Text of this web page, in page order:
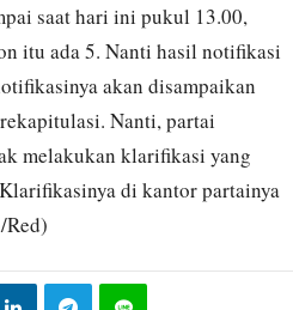
saat hari ini pukul 13.00,
itu ada 5. Nanti hasil notifikasi
akan disampaikan
Nanti, partai
melakukan klarifikasi yang
di kantor partainya
Red)